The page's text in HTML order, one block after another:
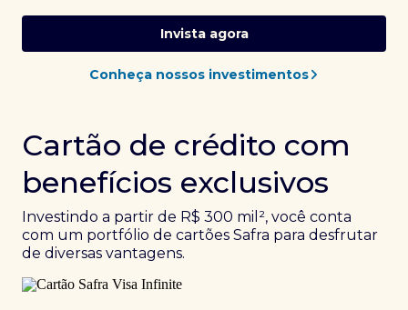
Invista agora
Conheça nossos investimentos
Cartão de crédito com
benefícios exclusivos
Investindo a partir de R$ 300 mil², você conta
com um portfólio de cartões Safra para desfrutar
de diversas vantagens.